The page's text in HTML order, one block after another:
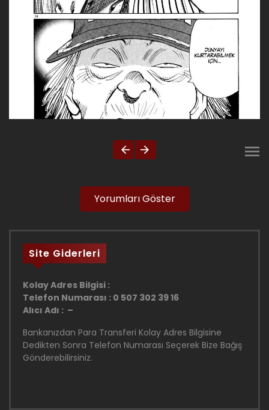
Yorumları Göster
Site Giderleri
Kolay Adres Bilgisi :
Telefon Numarası : 0 507 302 39 16
Alıcı Adı : –
Bankanızdan Para Transferi Kolay Adres Bilgisine
Dedikten Sonra Telefon Numarası Seçerek Bize Bağış
Gönderebilirsiniz.